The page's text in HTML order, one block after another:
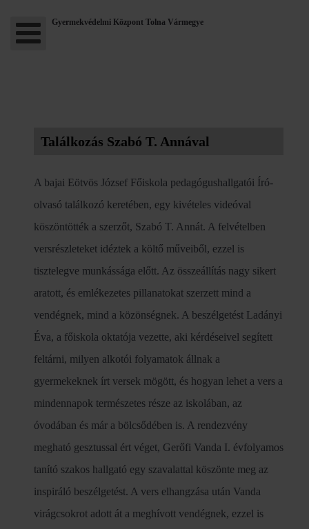
Gyermekvédelmi Központ Tolna Vármegye
Találkozás Szabó T. Annával
A bajai Eötvös József Főiskola pedagógushallgatói Író-
olvasó találkozó keretében, egy kivételes videóval
köszöntötték a szerzőt, Szabó T. Annát. A felvételben
versrészleteket idéztek a költő műveiből, ezzel is
tisztelegve munkássága előtt. Az összeállítás nagy sikert
aratott, és emlékezetes pillanatokat szerzett mind a
vendégnek, mind a közönségnek. A beszélgetést Ladányi
Éva, a főiskola oktatója vezette, aki kérdéseivel segített
feltárni, milyen alkotói folyamatok állnak a
gyermekeknek írt versek mögött, és hogyan lehet a vers a
mindennapok természetes része az iskolában, az
óvodában és már a bölcsődében is. A rendezvény
megható gesztussal ért véget, Gerőfi Vanda I. évfolyamos
tanító szakos hallgató egy szavalattal köszönte meg az
inspiráló beszélgetést. A vers elhangzása után Vanda
virágcsokrot adott át a meghívott vendégnek, ezzel is